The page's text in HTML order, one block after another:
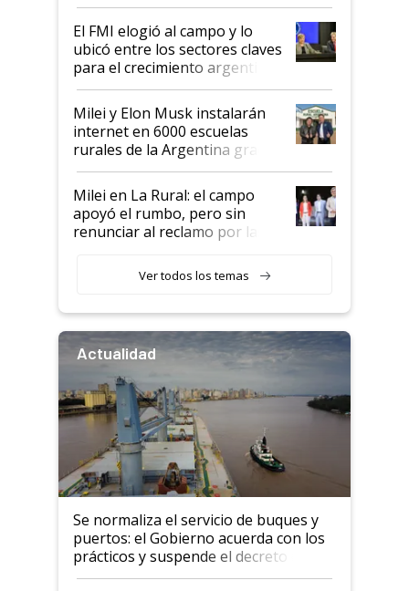
de Milei
El FMI elogió al campo y lo
ubicó entre los sectores claves
para el crecimiento argentino
Milei y Elon Musk instalarán
internet en 6000 escuelas
rurales de la Argentina gracias
a un acuerdo con Starlink
Milei en La Rural: el campo
apoyó el rumbo, pero sin
renunciar al reclamo por las
Ver todos los temas
Actualidad
Se normaliza el servicio de buques y
puertos: el Gobierno acuerda con los
prácticos y suspende el decreto de
desregulación